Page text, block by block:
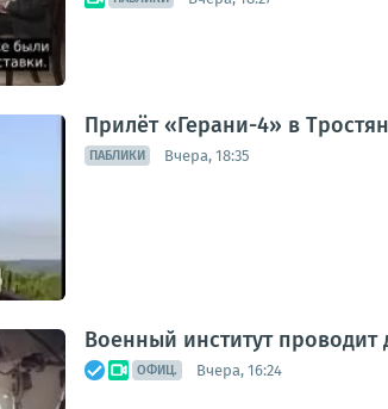
Прилёт «Герани-4» в
ПАБЛИКИ Вчера, 18:35
Военный институт
ОФИЦ. Вчера, 16:24